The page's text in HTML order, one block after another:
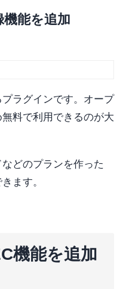
能を追加
ラグインです。オープ
料で利用できるのが大
どのプランを作った
ます。
機能を追加